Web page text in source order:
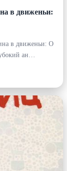
в движеньи:
в движеньи: О
ан…